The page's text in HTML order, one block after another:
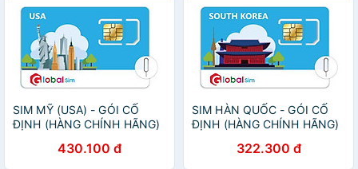
SIM MỸ (USA) - GÓI CỐ
ĐỊNH (HÀNG CHÍNH HÃNG)
430.100 đ
SIM HÀN QUỐC - GÓI CỐ
ĐỊNH (HÀNG CHÍNH HÃNG)
322.300 đ